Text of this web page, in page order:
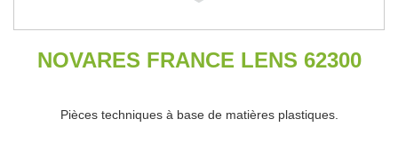
NOVARES FRANCE LENS 62300
Pièces techniques à base de matières plastiques.